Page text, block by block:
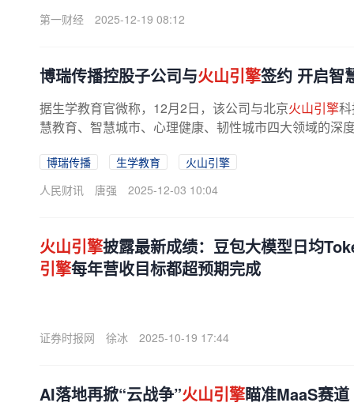
第一财经
2025-12-19 08:12
博瑞传播控股子公司与火山引擎签约 开启智
据生学教育官微称，12月2日，该公司与北京火山引擎
慧教育、智慧城市、心理健康、韧性城市四大领域的深
博瑞传播 生学教育
火山引擎
人民财讯
唐强 2025-12-03 10:04
火山引擎披露最新成绩：豆包大模型日均
引擎每年营收目标都超预期完成
证券时报网 徐冰 2025-10-19 17:44
AI落地再掀“云战争”火山引擎瞄准MaaS赛道